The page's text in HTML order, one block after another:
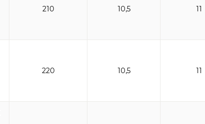
210 10,5 11
220 10,5 11